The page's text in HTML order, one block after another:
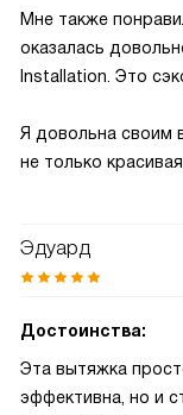
Мне также
оказалась
Installation. Это
Я довольна своим
не только
Эдуард
Достоинства:
Эта вытяжка
эффективна, но и